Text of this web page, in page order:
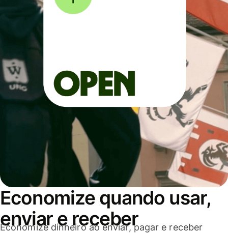
Economize quando usar,
enviar e receber
Economize dinheiro ao enviar, pagar e receber